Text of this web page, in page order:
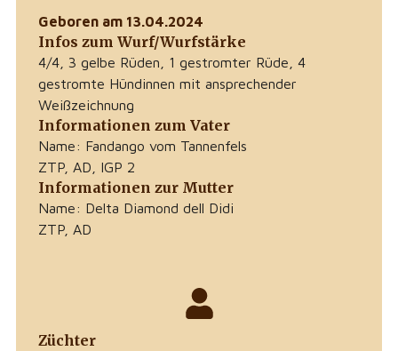
Geboren am 13.04.2024
Infos zum Wurf/Wurfstärke
4/4, 3 gelbe Rüden, 1 gestromter Rüde, 4
gestromte Hündinnen mit ansprechender
Weißzeichnung
Informationen zum Vater
Name: Fandango vom Tannenfels
ZTP, AD, IGP 2
Informationen zur Mutter
Name: Delta Diamond dell Didi
ZTP, AD
Züchter